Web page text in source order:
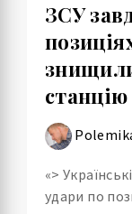
ЗСУ
«>
удари по